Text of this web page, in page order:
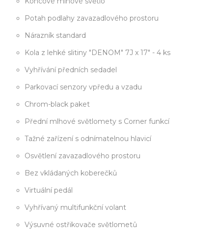
Potah podlahy zavazadlového prostoru
Nárazník standard
Kola z lehké slitiny "DENOM" 7J x 17" - 4 ks
Vyhřívání předních sedadel
Parkovací senzory vpředu a vzadu
Chrom-black paket
Přední mlhové světlomety s Corner funkcí
Tažné zařízení s odnímatelnou hlavicí
Osvětlení zavazadlového prostoru
Bez vkládaných koberečků
Virtuální pedál
Vyhřívaný multifunkční volant
Výsuvné ostřikovače světlometů